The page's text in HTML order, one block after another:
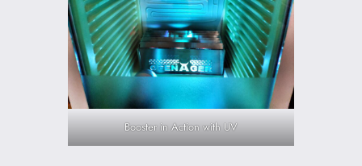
Booster in Action with UV